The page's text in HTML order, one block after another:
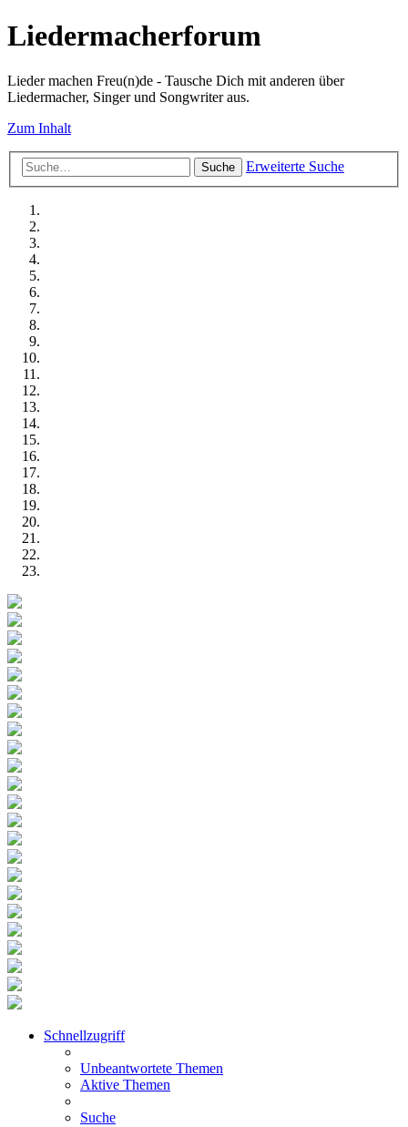
Liedermacherforum
Lieder machen Freu(n)de - Tausche Dich mit anderen über
Liedermacher, Singer und Songwriter aus.
Zum Inhalt
Suche Erweiterte Suche
Schnellzugriff
Unbeantwortete Themen
Aktive Themen
Suche